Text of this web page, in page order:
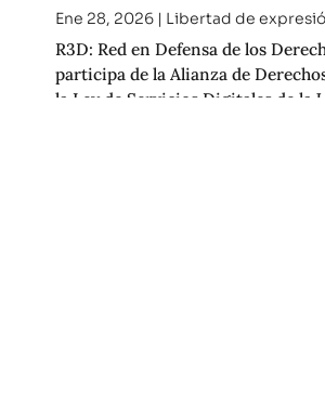
Ene 28, 2026| Libertad de
R3D: Red en Defensa de los
participa de la Alianza de
la Ley de Servicios Digitales de la